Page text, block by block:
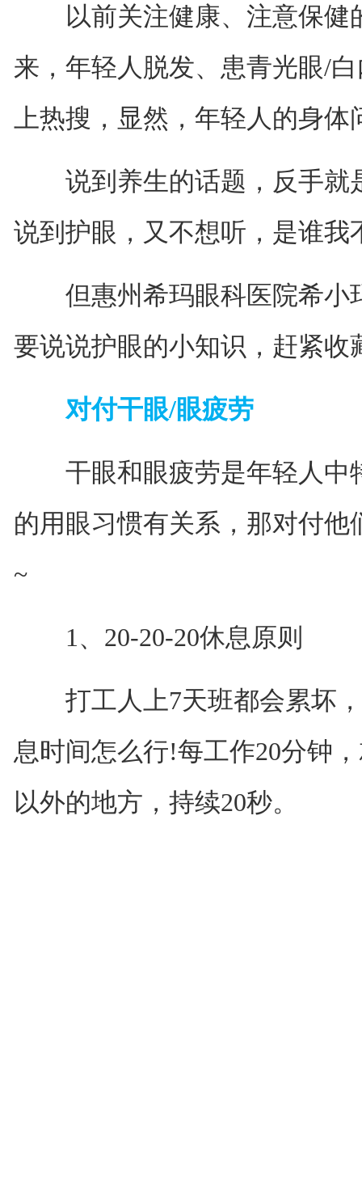
以前关注健康、注意保健
来，年轻人脱发、患青光眼/
上热搜，显然，年轻人的身体
说到养生的话题，反手就
说到护眼，又不想听，是谁我
但惠州希玛眼科医院希小
要说说护眼的小知识，赶紧收
对付干眼/眼疲劳
干眼和眼疲劳是年轻人中
的用眼习惯有关系，那对付
~
1、20-20-20休息原则
打工人上7天班都会累坏，
息时间怎么行!每工作20分钟
以外的地方，持续20秒。